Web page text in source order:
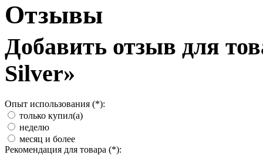
Отзывы
Добавить отзыв для
Silver»
Опыт использования (*):
только купил(а)
неделю
месяц и более
Рекомендация для товара (*):